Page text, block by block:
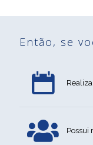
Então, se
Possui